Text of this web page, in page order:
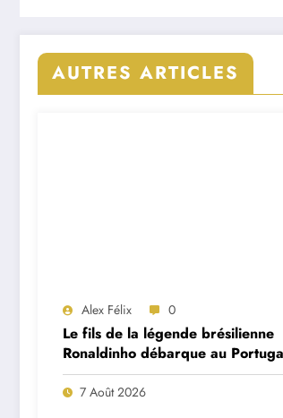
AUTRES ARTICLES
Alex Félix 0
Le fils de la légende brésilienne
Ronaldinho débarque au
7 Août 2026